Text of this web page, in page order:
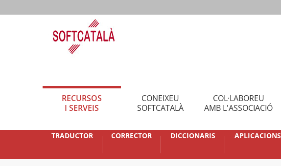
RECURSOS
I SERVEIS
CONEIXEU
SOFTCATALÀ
COL·LABOREU
AMB L'ASSOCIACIÓ
TRADUCTOR CORRECTOR DICCIONARIS APLICACIONS